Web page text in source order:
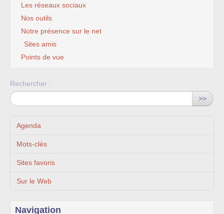
Les réseaux sociaux
Nos outils
Notre présence sur le net
Sites amis
Points de vue
Rechercher :
>>
Agenda
Mots-clés
Sites favoris
Sur le Web
Navigation